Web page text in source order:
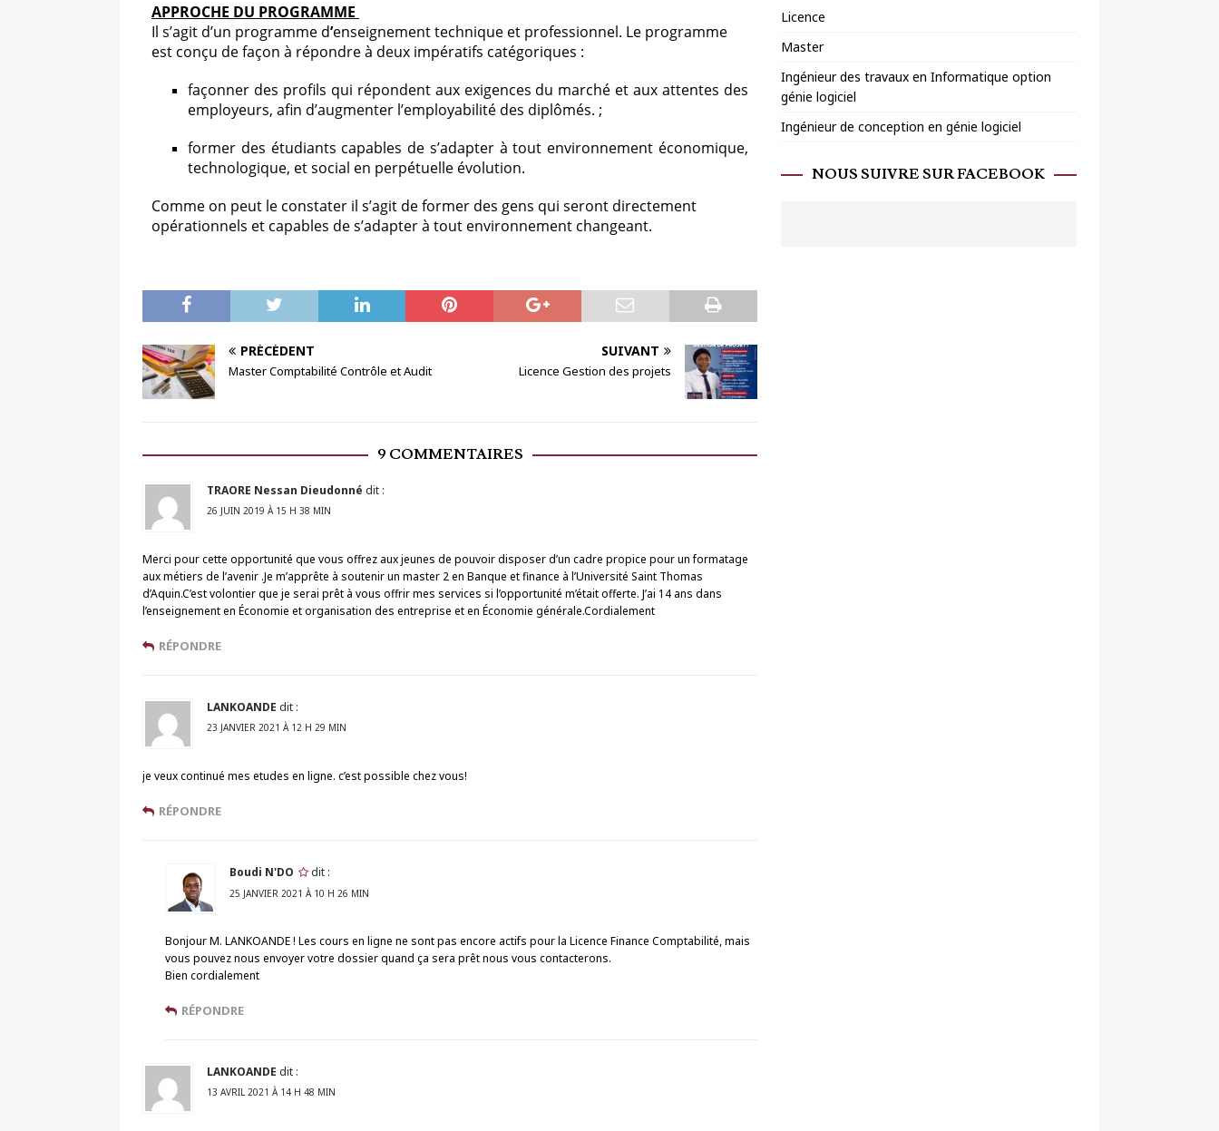
APPROCHE DU PROGRAMME
Il s’agit d’un programme d’enseignementtechnique et professionnel. Le programme
est conçu de façon à répondre à deux impératifs catégoriques :
façonner des profils qui répondent aux exigences du marché et aux attentes des
employeurs, afin d’augmenter l’employabilité des diplômés. ;
former des étudiants capables de s’adapter à tout environnement économique,
technologique, et social en perpétuelle évolution.
Comme on peut le constater il s’agit de former des gens qui seront directement
opérationnels et capables de s’adapter à tout environnement changeant.
PRÉCÉDENT
Master Comptabilité Contrôle et Audit
SUIVANT
Licence Gestion des projets
9 COMMENTAIRES
TRAORE Nessan Dieudonné dit :
26 JUIN 2019 À 15 H 38 MIN
Merci pour cette opportunité que vous offrez aux jeunes de pouvoir disposer d’un cadre propice pour un formatage
aux métiers de l’avenir .Je m’apprête à soutenir un master 2 en Banque et finance à l’Université Saint Thomas
d’Aquin.C’est volontier que je serai prêt à vous offrir mes services si l’opportunité m’était offerte. J’ai 14 ans dans
l’enseignement en Économie et organisation des entreprise et en Économie générale.Cordialement
RÉPONDRE
LANKOANDE dit :
23 JANVIER 2021 À 12 H 29 MIN
je veux continué mes etudes en ligne. c’est possible chez vous!
RÉPONDRE
Boudi N'DO dit :
25 JANVIER 2021 À 10 H 26 MIN
Bonjour M. LANKOANDE ! Les cours en ligne ne sont pas encore actifs pour la Licence Finance Comptabilité, mais
vous pouvez nous envoyer votre dossier quand ça sera prêt nous vous contacterons.
Bien cordialement
RÉPONDRE
LANKOANDE dit :
13 AVRIL 2021 À 14 H 48 MIN
Licence
Master
Ingénieur des travaux en Informatique option
génie logiciel
Ingénieur de conception en génie logiciel
NOUS SUIVRE SUR FACEBOOK